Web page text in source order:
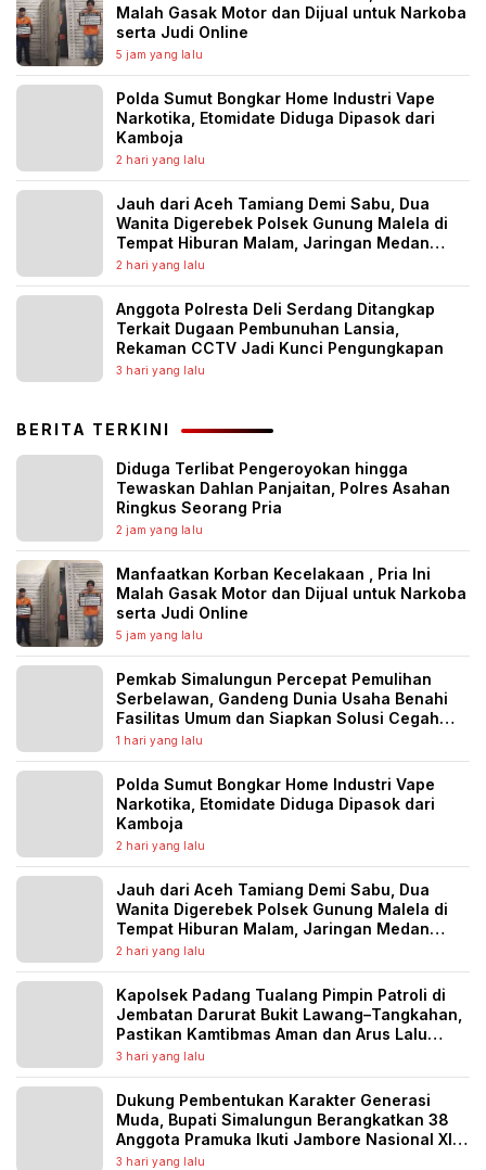
Malah Gasak Motor dan Dijual untuk Narkoba
serta Judi Online
5 jam yang lalu
Polda Sumut Bongkar Home Industri Vape
Narkotika, Etomidate Diduga Dipasok dari
Kamboja
2 hari yang lalu
Jauh dari Aceh Tamiang Demi Sabu, Dua
Wanita Digerebek Polsek Gunung Malela di
Tempat Hiburan Malam, Jaringan Medan
Diburu
2 hari yang lalu
Anggota Polresta Deli Serdang Ditangkap
Terkait Dugaan Pembunuhan Lansia,
Rekaman CCTV Jadi Kunci Pengungkapan
3 hari yang lalu
BERITA TERKINI
Diduga Terlibat Pengeroyokan hingga
Tewaskan Dahlan Panjaitan, Polres Asahan
Ringkus Seorang Pria
2 jam yang lalu
Manfaatkan Korban Kecelakaan , Pria Ini
Malah Gasak Motor dan Dijual untuk Narkoba
serta Judi Online
5 jam yang lalu
Pemkab Simalungun Percepat Pemulihan
Serbelawan, Gandeng Dunia Usaha Benahi
Fasilitas Umum dan Siapkan Solusi Cegah
Banjir Berulang
1 hari yang lalu
Polda Sumut Bongkar Home Industri Vape
Narkotika, Etomidate Diduga Dipasok dari
Kamboja
2 hari yang lalu
Jauh dari Aceh Tamiang Demi Sabu, Dua
Wanita Digerebek Polsek Gunung Malela di
Tempat Hiburan Malam, Jaringan Medan
Diburu
2 hari yang lalu
Kapolsek Padang Tualang Pimpin Patroli di
Jembatan Darurat Bukit Lawang–Tangkahan,
Pastikan Kamtibmas Aman dan Arus Lalu
Lintas Lancar
3 hari yang lalu
Dukung Pembentukan Karakter Generasi
Muda, Bupati Simalungun Berangkatkan 38
Anggota Pramuka Ikuti Jambore Nasional XII
Tahun 2026
3 hari yang lalu